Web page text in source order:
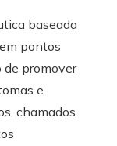
baseada
pontos
de promover
e
chamados